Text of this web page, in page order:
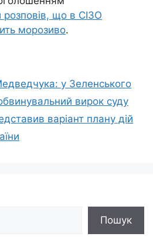
що в СІЗО
морозиво.
у Зеленського
вирок суду
варіант плану дій
Пошук